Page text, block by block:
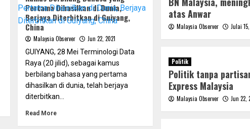
Pertama Dihasilkan di Dunia,
Berjaya Diterbitkan di Guiyang,
China
Malaysia Observer
Jun 22, 2021
GUIYANG, 28 Mei Terminologi Data
Raya (20 jilid), sebagai kamus
berbilang bahasa yang pertama
dihasilkan di dunia, telah berjaya
diterbitkan...
Read More
atas Anwar
Malaysia Observer Julai
Politik
Politik tanpa
Express Malaysia
Malaysia Observer Jun 22,